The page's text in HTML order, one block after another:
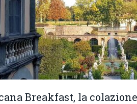
Breakfast, la